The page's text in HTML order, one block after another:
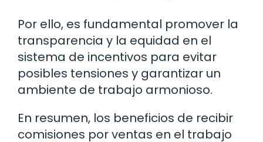
Por ello, es fundamental promover la
transparencia y la equidad en el
sistema de incentivos para evitar
posibles tensiones y garantizar un
ambiente de trabajo armonioso.
En resumen, los beneficios de recibir
comisiones por ventas en el trabajo